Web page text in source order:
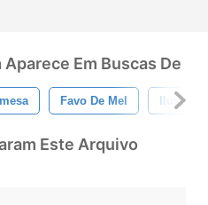
Em Buscas De
Favo De Mel
Este Arquivo